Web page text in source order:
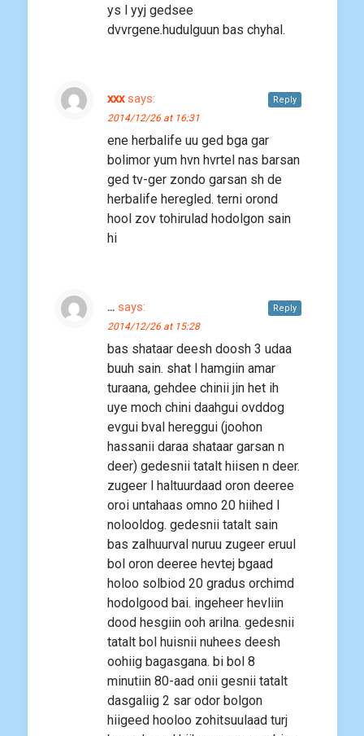
ys l yyj gedsee
dvvrgene.hudulguun bas chyhal.
xxx says:
2014/12/26 at 16:31
ene herbalife uu ged bga gar
bolimor yum hvn hvrtel nas barsan
ged tv-ger zondo garsan sh de
herbalife heregled. terni orond
hool zov tohirulad hodolgon sain
hi
Reply
... says:
2014/12/26 at 15:28
bas shataar deesh doosh 3 udaa
buuh sain. shat l hamgiin amar
turaana, gehdee chinii jin het ih
uye moch chini daahgui ovddog
evgui bval hereggui (joohon
hassanii daraa shataar garsan n
deer) gedesnii tatalt hiisen n deer.
zugeer l haltuurdaad oron deeree
oroi untahaas omno 20 hiihed l
nolooldog. gedesnii tatalt sain
bas zalhuurval nuruu zugeer eruul
bol oron deeree hevtej bgaad
holoo solbiod 20 gradus orchimd
hodolgood bai. ingeheer hevliin
dood hesgiin ooh arilna. gedesnii
tatalt bol huisnii nuhees deesh
oohiig bagasgana. bi bol 8
minutiin 80-aad onii gesnii tatalt
dasgaliig 2 sar odor bolgon
hiigeed hooloo zohitsuulaad turj
Reply